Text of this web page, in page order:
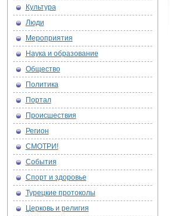
Культура
Люди
Мероприятия
Наука и образование
Общество
Политика
Портал
Происшествия
Регион
СМОТРИ!
События
Спорт и здоровье
Турецкие протоколы
Церковь и религия